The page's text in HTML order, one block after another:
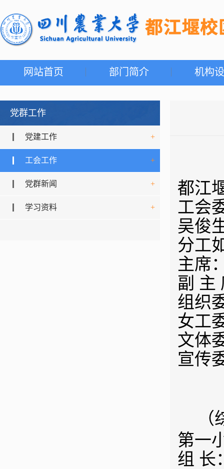
网站首页 部门简介 机构
党群工作
党建工作 +
工会工作 +
党群新闻 +
学习资料 +
都江
工会
吴俊
分工
主席
副 主
组织
女工
文体
宣传
第一
组 长